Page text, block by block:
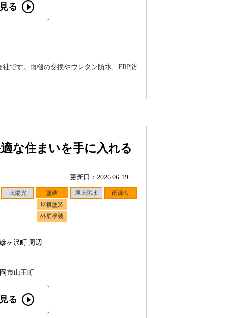
る
です。雨樋の交換やウレタン防水、FRP防
な住まいを手に入れる
更新日：2026.06.19
太陽光
塗装
屋根塗装
外壁塗装
屋上防水 雨漏り
ヶ沢町 周辺
市山王町
る